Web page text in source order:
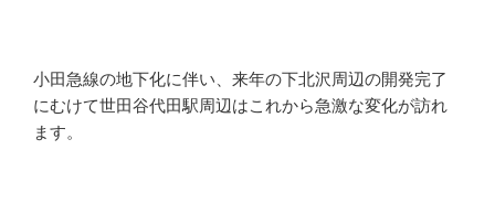
小田急線の地下化に伴い、来年の下北沢周辺の開発完了
にむけて世田谷代田駅周辺はこれから急激な変化が訪れ
ます。